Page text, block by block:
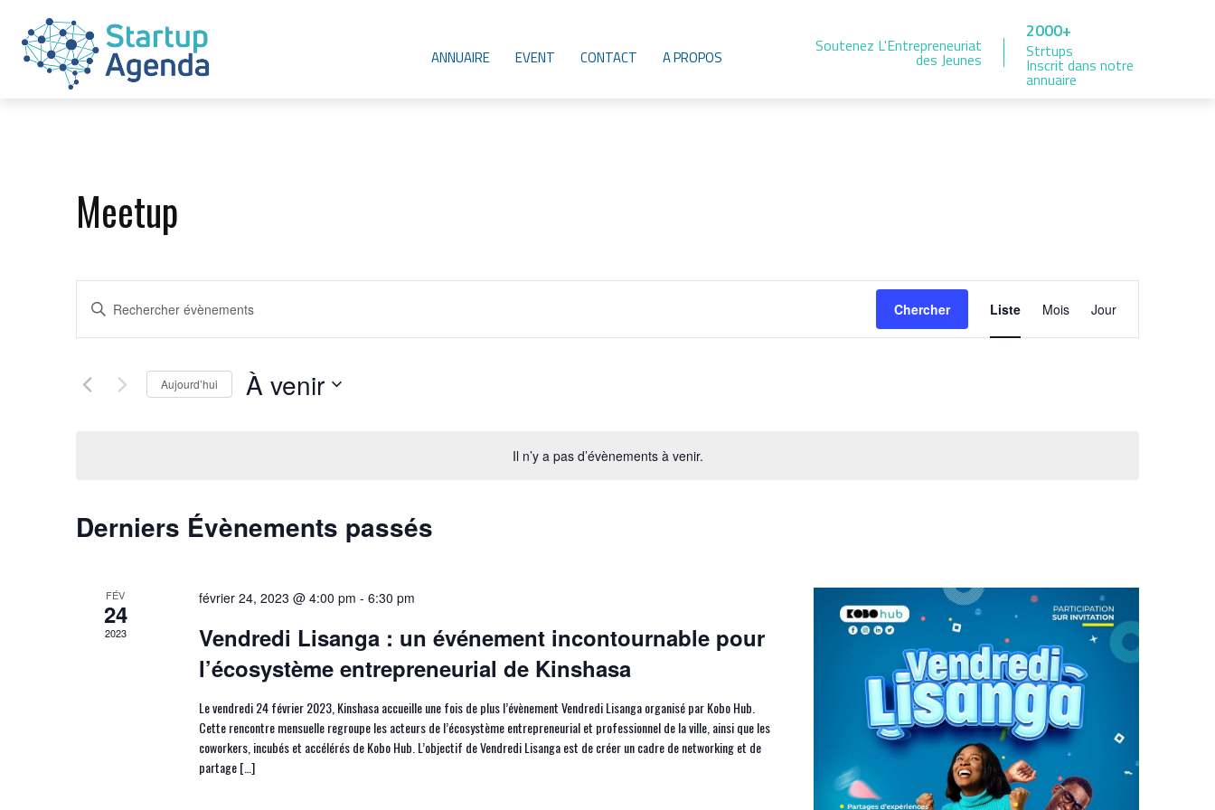
ANNUAIRE EVENT CONTACT A PROPOS
Soutenez L'Entrepreneuriat
des Jeunes
2000+
Strtups
Inscrit dans notre
annuaire
Il n’y a pas d’évènements à venir.
Meetup
Recherche
et
navigation
de
Saisir
mot-
clé.
Évènements
par
Chercher
de
Liste Mois Jour
Aujourd’hui À venir
Derniers Évènements passés
FÉV
24
2023
février 24, 2023 @ 4:00 pm - 6:30 pm
Vendredi Lisanga : un événement incontournable pour
l’écosystème entrepreneurial de Kinshasa
Le vendredi 24 février 2023, Kinshasa accueille une fois de plus l’évènement Vendredi Lisanga organisé par Kobo Hub.
Cette rencontre mensuelle regroupe les acteurs de l’écosystème entrepreneurial et professionnel de la ville, ainsi que les
coworkers, incubés et accélérés de Kobo Hub. L’objectif de Vendredi Lisanga est de créer un cadre de networking et de
partage […]